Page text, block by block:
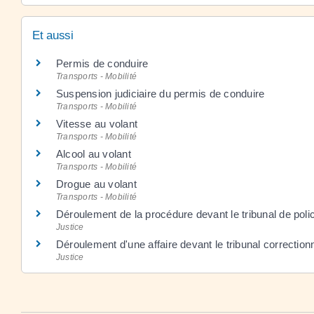
Et aussi
Permis de conduire
Transports - Mobilité
Suspension judiciaire du permis de conduire
Transports - Mobilité
Vitesse au volant
Transports - Mobilité
Alcool au volant
Transports - Mobilité
Drogue au volant
Transports - Mobilité
Déroulement de la procédure devant le tribunal de
Justice
Déroulement d'une affaire devant le tribunal
Justice